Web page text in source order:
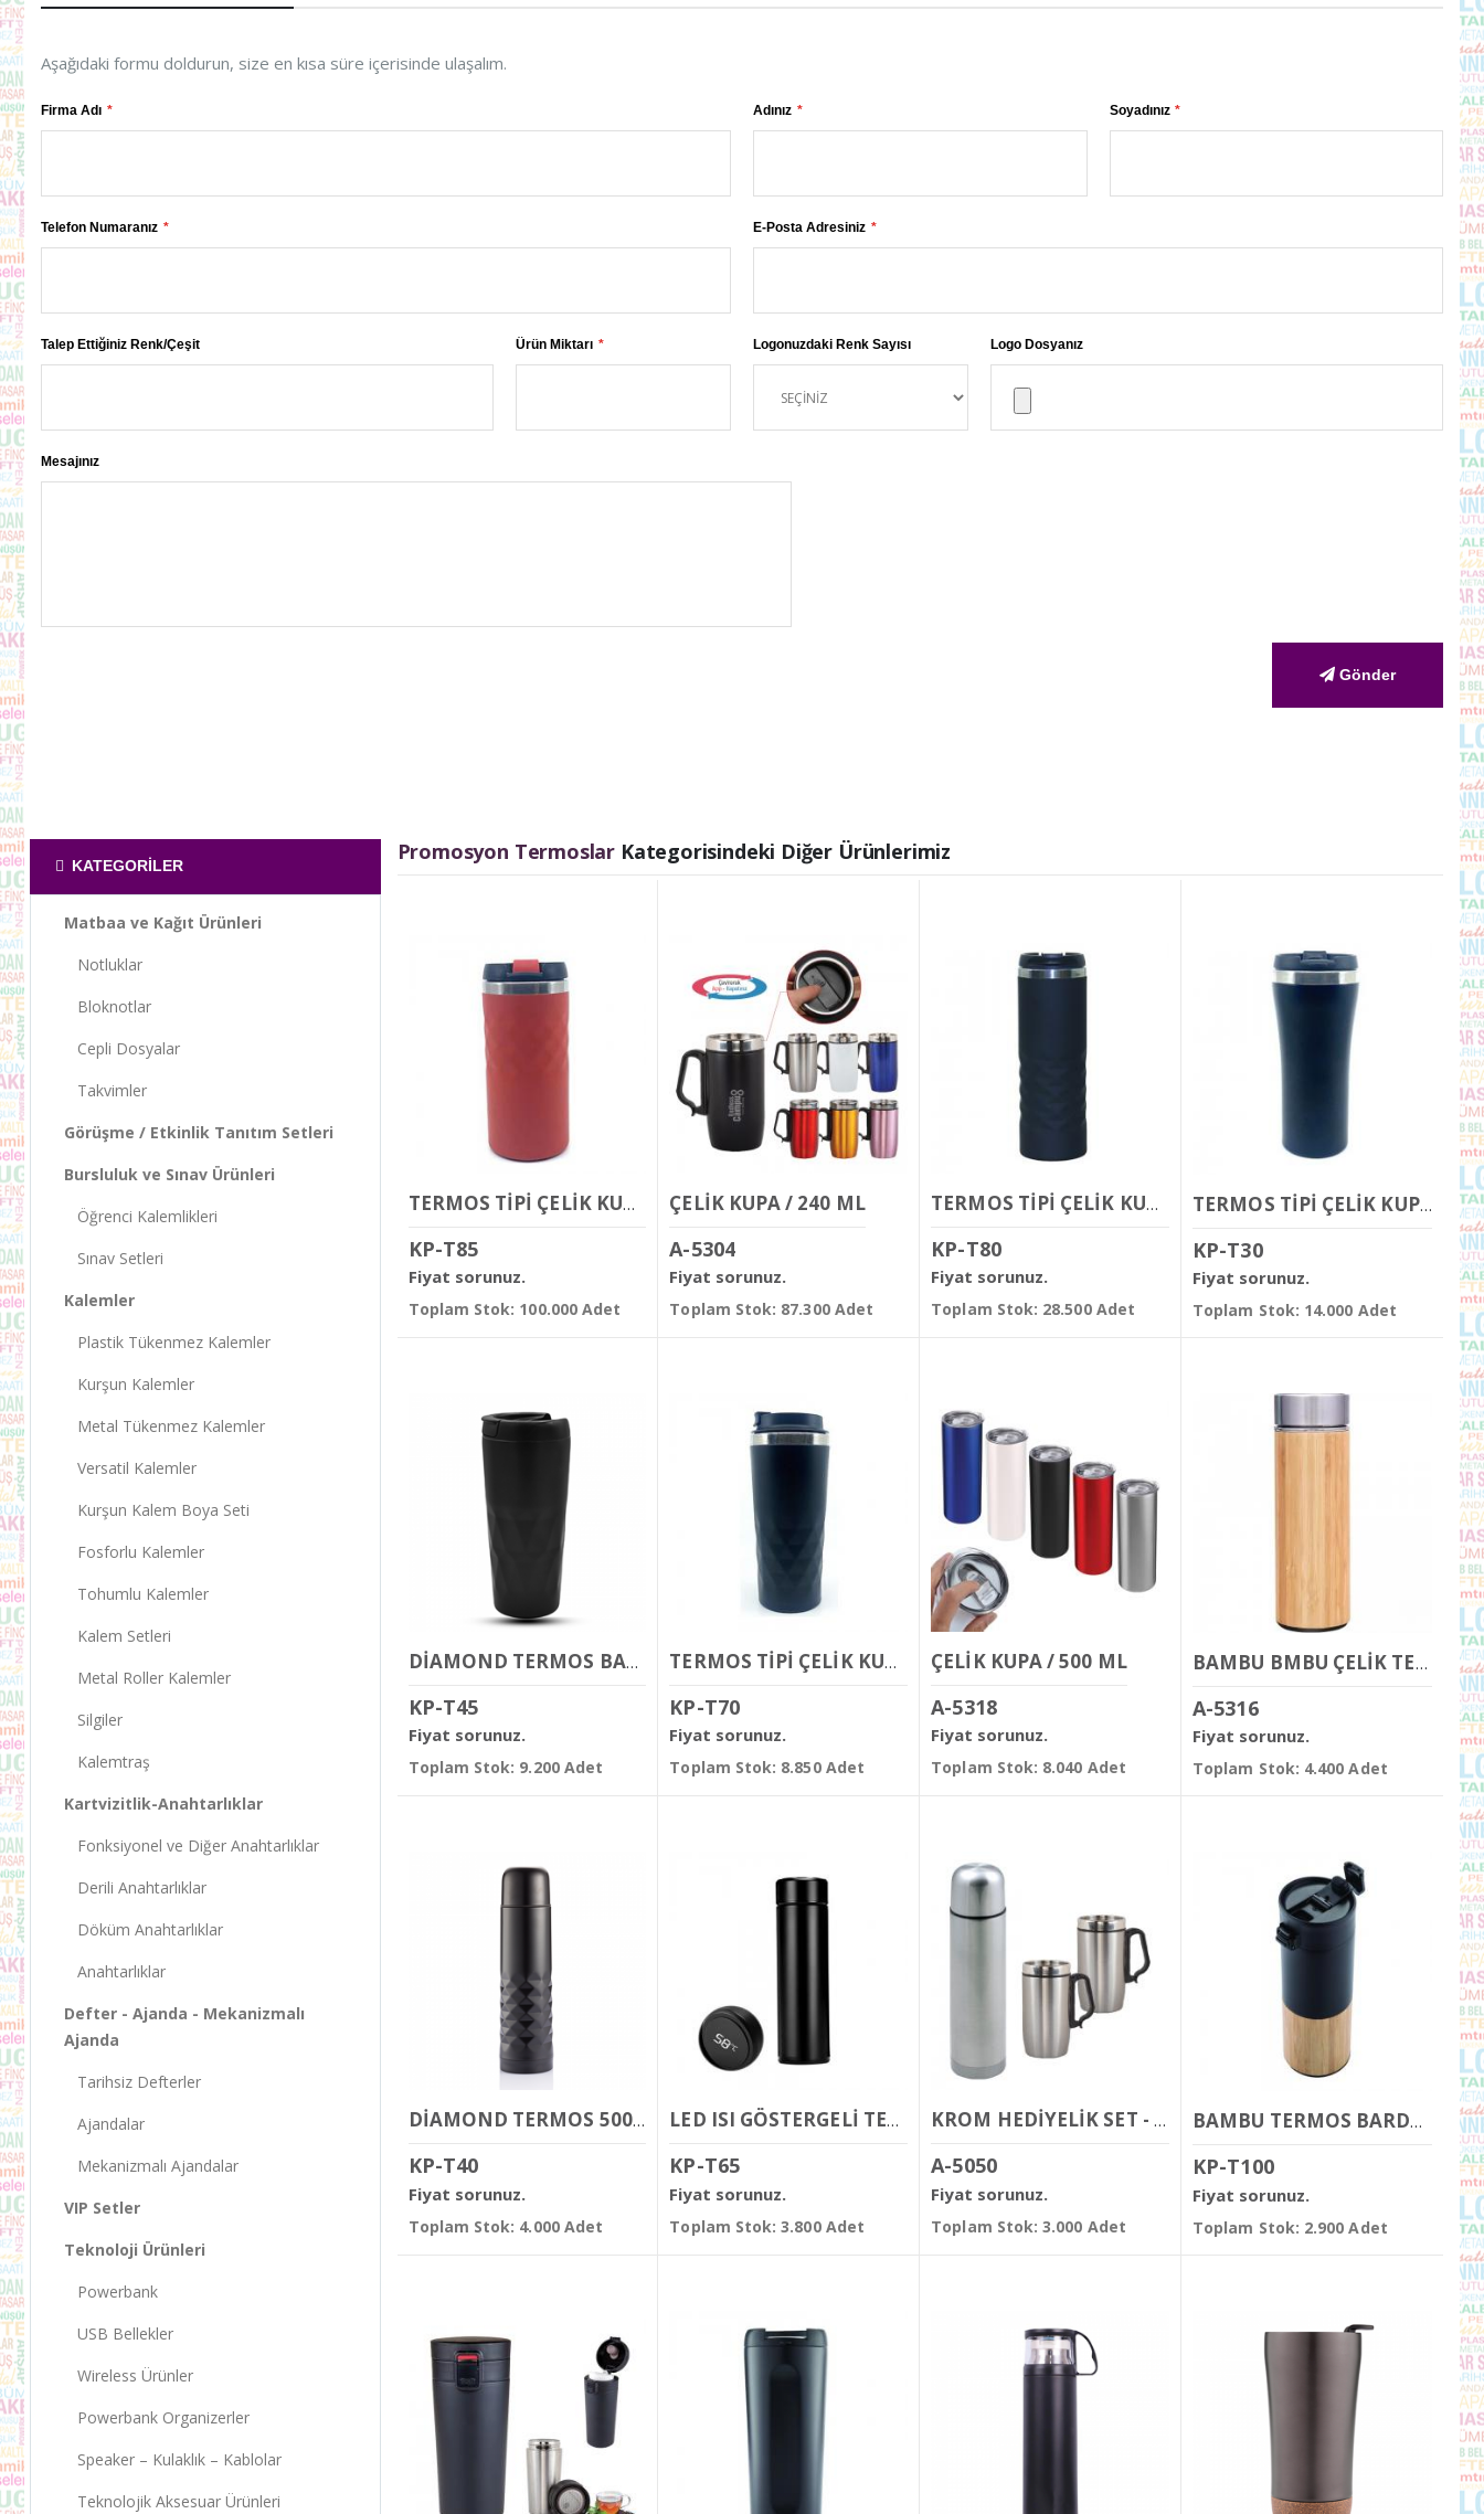
Aşağıdaki formu doldurun, size en kısa süre içerisinde ulaşalım.
Firma Adı Adınız Soyadınız
Telefon Numaranız E-Posta Adresiniz
Talep Ettiğiniz Renk/Çeşit Ürün Miktarı Logonuzdaki Renk Sayısı Logo Dosyanız
Mesajınız
Gönder
KATEGORILER
Matbaa ve Kağıt Ürünleri
Notluklar
Bloknotlar
Cepli Dosyalar
Takvimler
Görüşme / Etkinlik Tanıtım Setleri
Bursluluk ve Sınav Ürünleri
Öğrenci Kalemlikleri
Sınav Setleri
Kalemler
Plastik Tükenmez Kalemler
Kurşun Kalemler
Metal Tükenmez Kalemler
Versatil Kalemler
Kurşun Kalem Boya Seti
Fosforlu Kalemler
Tohumlu Kalemler
Kalem Setleri
Metal Roller Kalemler
Silgiler
Kalemtraş
Kartvizitlik-Anahtarlıklar
Fonksiyonel ve Diğer Anahtarlıklar
Derili Anahtarlıklar
Döküm Anahtarlıklar
Anahtarlıklar
Defter - Ajanda - Mekanizmalı
Ajanda
Tarihsiz Defterler
Ajandalar
Mekanizmalı Ajandalar
VIP Setler
Teknoloji Ürünleri
Powerbank
USB Bellekler
Wireless Ürünler
Powerbank Organizerler
Speaker – Kulaklık – Kablolar
Teknolojik Aksesuar Ürünleri
Promosyon Termoslar Kategorisindeki Diğer Ürünlerimiz
TERMOS TİPİ ÇELİK KUPA BARDAK 300 ML
KP-T85
Fiyat sorunuz.
Toplam Stok: 100.000 Adet
ÇELİK KUPA / 240 ML
A-5304
Fiyat sorunuz.
Toplam Stok: 87.300 Adet
TERMOS TİPİ ÇELİK KUPA BARDAK 400 ML
KP-T80
Fiyat sorunuz.
Toplam Stok: 28.500 Adet
TERMOS TİPİ ÇELİK KUPA BARDAK 450 ML
KP-T30
Fiyat sorunuz.
Toplam Stok: 14.000 Adet
DİAMOND TERMOS BARDAK 480 ML
KP-T45
Fiyat sorunuz.
Toplam Stok: 9.200 Adet
TERMOS TİPİ ÇELİK KUPA BARDAK 450 ML
KP-T70
Fiyat sorunuz.
Toplam Stok: 8.850 Adet
ÇELİK KUPA / 500 ML
A-5318
Fiyat sorunuz.
Toplam Stok: 8.040 Adet
BAMBU BMBU ÇELİK TERMOS / 500 ML
A-5316
Fiyat sorunuz.
Toplam Stok: 4.400 Adet
DİAMOND TERMOS 500 ML
KP-T40
Fiyat sorunuz.
Toplam Stok: 4.000 Adet
LED ISI GÖSTERGELİ TERMOS 450ML
KP-T65
Fiyat sorunuz.
Toplam Stok: 3.800 Adet
KROM HEDİYELİK SET - TERMOS / 750 ML - ÇELİK KUPA / 240 ML
A-5050
Fiyat sorunuz.
Toplam Stok: 3.000 Adet
BAMBU TERMOS BARDAK 450 ML
KP-T100
Fiyat sorunuz.
Toplam Stok: 2.900 Adet